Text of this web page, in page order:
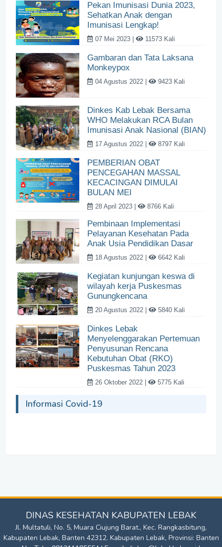
Pekan Imunisasi Dunia 2023,
Sehatkan Anak dengan
Imunisasi Lengkap!
07 Mei 2023 | 11573 Kali
Gambaran dan Tata Laksana
Monkeypox
04 Agustus 2022 | 9423 Kali
Dinkes Kab Lebak Bersama
WHO Melakukan RCA Bulan
Imunisasi Anak Nasional (BIAN)
17 Agustus 2022 | 8797 Kali
PEMBERIAN OBAT
PENCEGAHAN MASSAL
KECACINGAN DIMULAI
BULAN MEI
28 April 2023 | 8766 Kali
Pembinaan Implementasi
Pelayanan Kesehatan Pada
Anak Usia Pendidikan Dasar
18 Agustus 2022 | 6642 Kali
Kegiatan kunjungan keswa di
wilayah kerja Puskesmas
Gunungkencana
20 Agustus 2022 | 5840 Kali
Dinkes Lebak
Menyelenggarakan Pertemuan
Penyusunan Rencana
Kebutuhan Obat (RKO)
Puskesmas Tahun 2023
26 Oktober 2022 | 5775 Kali
Informasi Covid-19
DINAS KESEHATAN KABUPATEN LEBAK
Jl. Multatuli, No. 5, Muara Ciujung Barat., Kec. Rangkasbitung,
Kabupaten Lebak, Banten 42312. Kabupaten Lebak, Provinsi: Banten